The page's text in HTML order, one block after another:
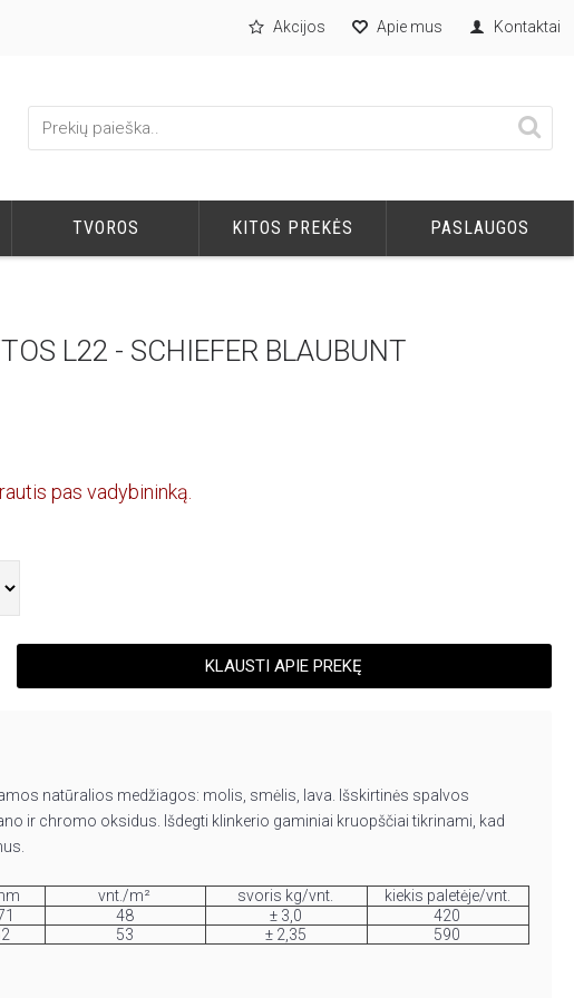
Akcijos Apie mus Kontaktai
TVOROS KITOS PREKĖS PASLAUGOS
L22 - SCHIEFER BLAUBUNT
pas vadybininką.
KLAUSTI APIE PREKĘ
natūralios medžiagos: molis, smėlis, lava. Išskirtinės spalvos
ir chromo oksidus. Išdegti klinkerio gaminiai kruopščiai tikrinami, kad
vnt./m² svoris kg/vnt.
kiekis paletėje/vnt.
48 ± 3,0
420
53 ± 2,35
590